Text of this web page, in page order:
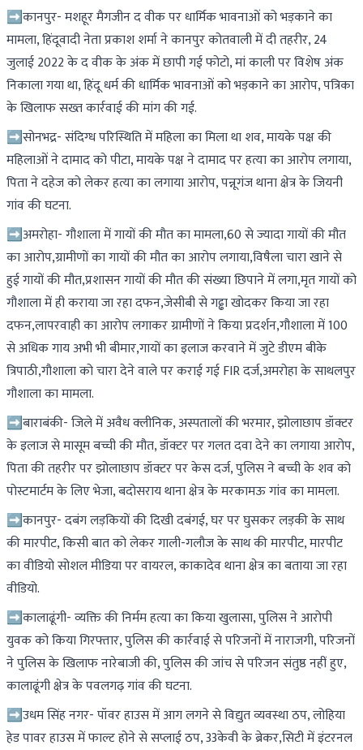
➡कानपुर- मशहूर मैगजीन द वीक पर धार्मिक भावनाओं को भड़काने का
मामला, हिंदूवादी नेता प्रकाश शर्मा ने कानपुर कोतवाली में दी तहरीर, 24
जुलाई 2022 के द वीक के अंक में छापी गई फोटो, मां काली पर विशेष अंक
निकाला गया था, हिंदू धर्म की धार्मिक भावनाओं को भड़काने का आरोप, पत्रिका
के खिलाफ सख्त कार्रवाई की मांग की गई.
➡सोनभद्र- संदिग्ध परिस्थिति में महिला का मिला था शव, मायके पक्ष की
महिलाओं ने दामाद को पीटा, मायके पक्ष ने दामाद पर हत्या का आरोप लगाया,
पिता ने दहेज को लेकर हत्या का लगाया आरोप, पन्नूगंज थाना क्षेत्र के जियनी
गांव की घटना.
➡अमरोहा- गौशाला में गायों की मौत का मामला,60 से ज्यादा गायों की मौत
का आरोप,ग्रामीणों का गायों की मौत का आरोप लगाया,विषैला चारा खाने से
हुई गायों की मौत,प्रशासन गायों की मौत की संख्या छिपाने में लगा,मृत गायों को
गौशाला में ही कराया जा रहा दफन,जेसीबी से गढ्ढा खोदकर किया जा रहा
दफन,लापरवाही का आरोप लगाकर ग्रामीणों ने किया प्रदर्शन,गौशाला में 100
से अधिक गाय अभी भी बीमार,गायों का इलाज करवाने में जुटे डीएम बीके
त्रिपाठी,गौशाला को चारा देने वाले पर कराई गई FIR दर्ज,अमरोहा के साथलपुर
गौशाला का मामला.
➡बाराबंकी- जिले में अवैध क्लीनिक, अस्पतालों की भरमार, झोलाछाप डॉक्टर
के इलाज से मासूम बच्ची की मौत, डॉक्टर पर गलत दवा देने का लगाया आरोप,
पिता की तहरीर पर झोलाछाप डॉक्टर पर केस दर्ज, पुलिस ने बच्ची के शव को
पोस्टमार्टम के लिए भेजा, बदोसराय थाना क्षेत्र के मरकामऊ गांव का मामला.
➡कानपुर- दबंग लड़कियों की दिखी दबंगई, घर पर घुसकर लड़की के साथ
की मारपीट, किसी बात को लेकर गाली-गलौज के साथ की मारपीट, मारपीट
का वीडियो सोशल मीडिया पर वायरल, काकादेव थाना क्षेत्र का बताया जा रहा
वीडियो.
➡कालाढूंगी- व्यक्ति की निर्मम हत्या का किया खुलासा, पुलिस ने आरोपी
युवक को किया गिरफ्तार, पुलिस की कार्रवाई से परिजनों में नाराजगी, परिजनों
ने पुलिस के खिलाफ नारेबाजी की, पुलिस की जांच से परिजन संतुष्ठ नहीं हुए,
कालाढूंगी क्षेत्र के पवलगढ़ गांव की घटना.
➡उधम सिंह नगर- पॉवर हाउस में आग लगने से विद्युत व्यवस्था ठप, लोहिया
हेड पावर हाउस में फाल्ट होने से सप्लाई ठप, 33केवी के ब्रेकर,सिटी में इंटरनल